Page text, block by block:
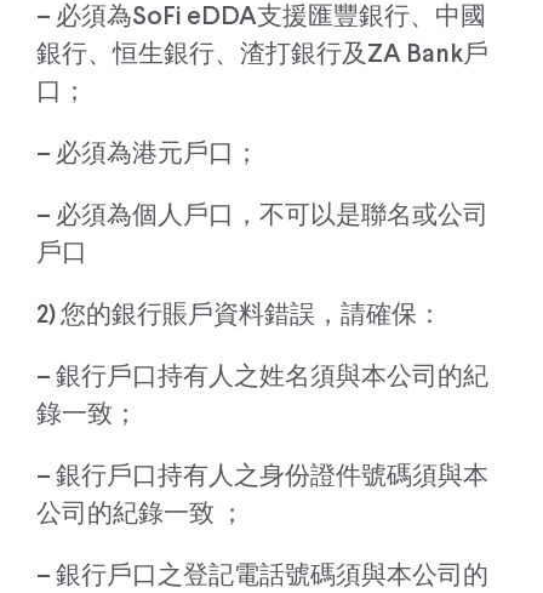
– 必須為SoFi eDDA支援匯豐銀行、中國
銀行、恒生銀行、渣打銀行及ZA Bank戶
口；
– 必須為港元戶口；
– 必須為個人戶口，不可以是聯名或公司
戶口
2) 您的銀行賬戶資料錯誤，請確保：
– 銀行戶口持有人之姓名須與本公司的紀
錄一致；
– 銀行戶口持有人之身份證件號碼須與本
公司的紀錄一致 ；
– 銀行戶口之登記電話號碼須與本公司的